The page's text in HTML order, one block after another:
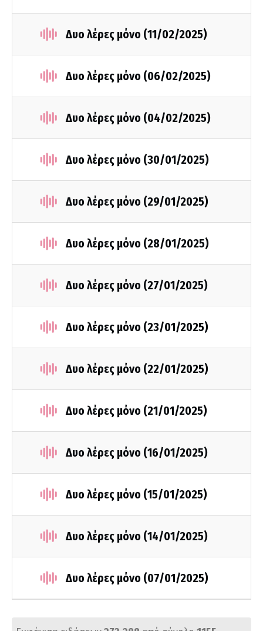
Δυο λέρες μόνο (11/02/2025)
Δυο λέρες μόνο (06/02/2025)
Δυο λέρες μόνο (04/02/2025)
Δυο λέρες μόνο (30/01/2025)
Δυο λέρες μόνο (29/01/2025)
Δυο λέρες μόνο (28/01/2025)
Δυο λέρες μόνο (27/01/2025)
Δυο λέρες μόνο (23/01/2025)
Δυο λέρες μόνο (22/01/2025)
Δυο λέρες μόνο (21/01/2025)
Δυο λέρες μόνο (16/01/2025)
Δυο λέρες μόνο (15/01/2025)
Δυο λέρες μόνο (14/01/2025)
Δυο λέρες μόνο (07/01/2025)